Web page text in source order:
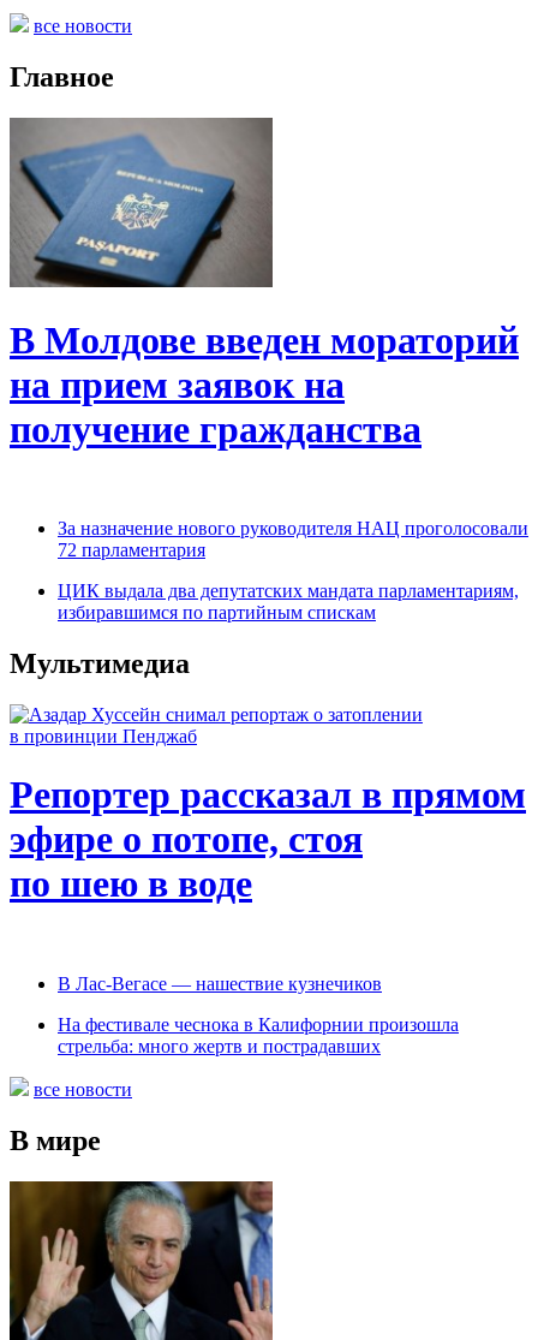
все новости
Главное
В Молдове введен мораторий
на прием заявок на
получение гражданства
За назначение нового руководителя НАЦ проголосовали
72 парламентария
ЦИК выдала два депутатских мандата парламентариям,
избиравшимся по партийным спискам
Мультимедиа
Репортер рассказал в прямом
эфире о потопе, стоя
по шею в воде
В Лас-Вегасе — нашествие кузнечиков
На фестивале чеснока в Калифорнии произошла
стрельба: много жертв и пострадавших
все новости
В мире